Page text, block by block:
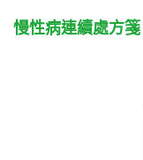
慢性病連續處方箋